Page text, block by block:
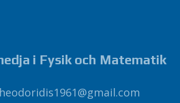
i Fysik och Matematik
moc
.
liamg
@